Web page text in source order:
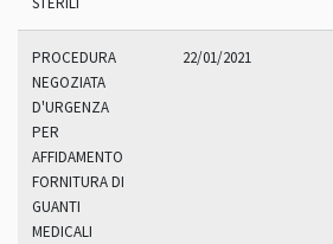
PROCEDURA
NEGOZIATA
D'URGENZA
PER
AFFIDAMENTO
FORNITURA DI
GUANTI
MEDICALI
22/01/2021